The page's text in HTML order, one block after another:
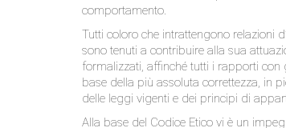
comportamento.
Tutti coloro che intrattengono relazioni
sono tenuti a contribuire alla sua
formalizzati, affinché tutti i rapporti con
base della più assoluta correttezza, in
delle leggi vigenti e dei principi di
Alla base del Codice Etico vi è un